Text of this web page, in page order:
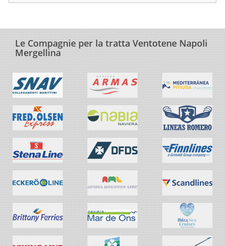
Le Compagnie per la tratta Ventotene Napoli
Mergellina